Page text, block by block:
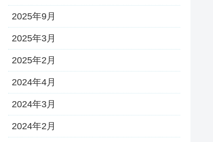
2025年9月
2025年3月
2025年2月
2024年4月
2024年3月
2024年2月